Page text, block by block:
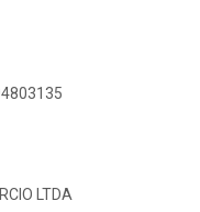
LTDA